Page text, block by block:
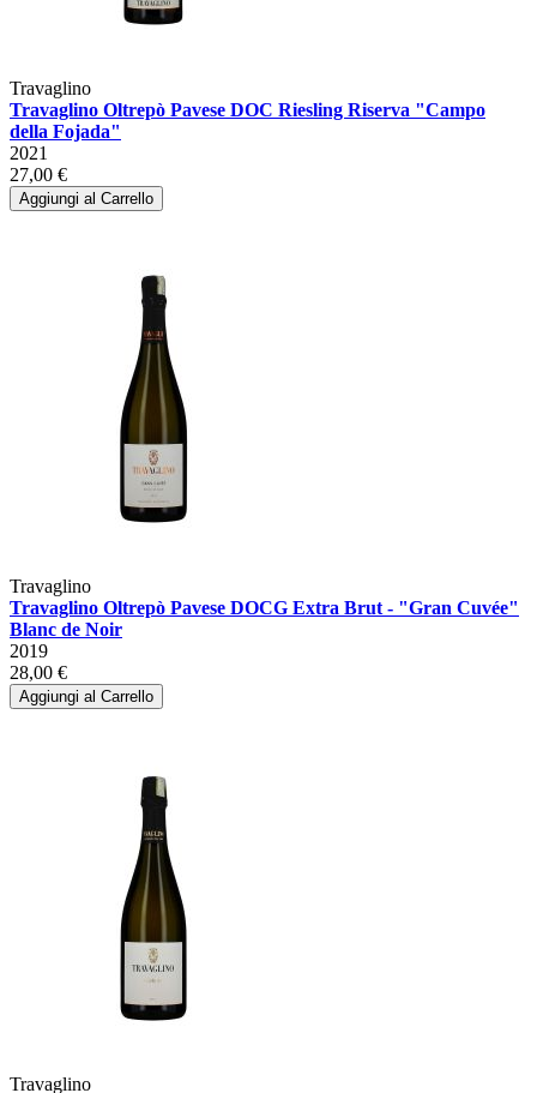
Travaglino
Travaglino Oltrepò Pavese DOC Riesling Riserva "Campo
della Fojada"
2021
27,00 €
Aggiungi al Carrello
Travaglino
Travaglino Oltrepò Pavese DOCG Extra Brut - "Gran Cuvée"
Blanc de Noir
2019
28,00 €
Aggiungi al Carrello
Travaglino